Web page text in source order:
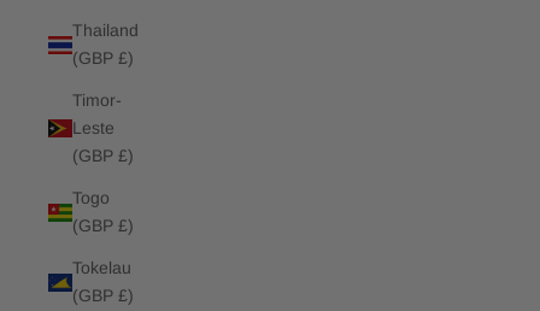
Thailand
(GBP £)
Timor-
Leste
(GBP £)
Togo
(GBP £)
Tokelau
(GBP £)